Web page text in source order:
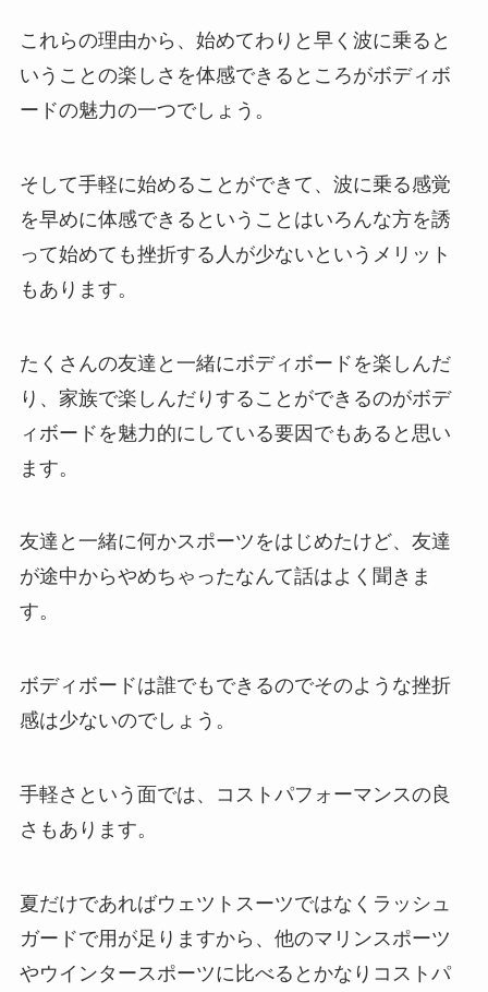
これらの理由から、始めてわりと早く波に乗ると
いうことの楽しさを体感できるところがボディボ
ードの魅力の一つでしょう。
そして手軽に始めることができて、波に乗る感覚
を早めに体感できるということはいろんな方を誘
って始めても挫折する人が少ないというメリット
もあります。
たくさんの友達と一緒にボディボードを楽しんだ
り、家族で楽しんだりすることができるのがボデ
ィボードを魅力的にしている要因でもあると思い
ます。
友達と一緒に何かスポーツをはじめたけど、友達
が途中からやめちゃったなんて話はよく聞きま
す。
ボディボードは誰でもできるのでそのような挫折
感は少ないのでしょう。
手軽さという面では、コストパフォーマンスの良
さもあります。
夏だけであればウェツトスーツではなくラッシュ
ガードで用が足りますから、他のマリンスポーツ
やウインタースポーツに比べるとかなりコストパ